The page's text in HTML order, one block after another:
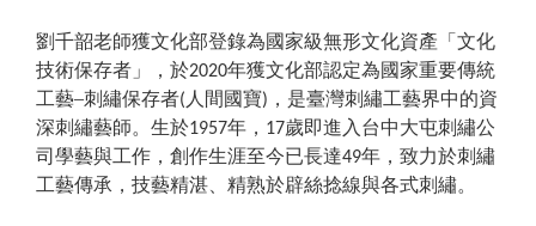
劉千韶老師獲文化部登錄為國家級無形文化資產「文化
技術保存者」，於2020年獲文化部認定為國家重要傳統
工藝–刺繡保存者(人間國寶) ，是臺灣刺繡工藝界中的資
深刺繡藝師。生於1957年， 17歲即進入台中大屯刺繡公
司學藝與工作，創作生涯至今已長達49年，致力於刺繡
工藝傳承，技藝精湛、精熟於辟絲捻線與各式刺繡。